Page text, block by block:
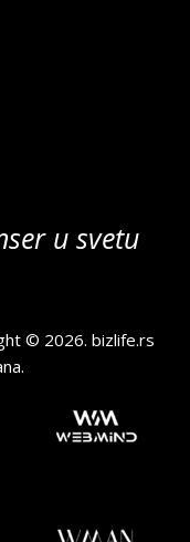
u svetu
© 2026.bizlife.rs